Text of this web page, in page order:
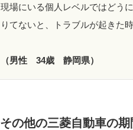
現場にいる個人レベルではどう
りてないと、トラブルが起きた
（男性 34歳 静岡県）
その他の三菱自動車の